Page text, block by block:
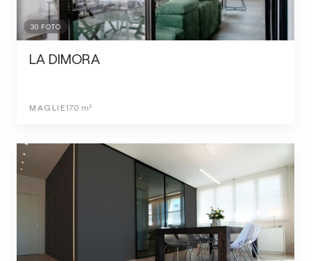
30 FOTO
LA DIMORA
MAGLIE170 m²